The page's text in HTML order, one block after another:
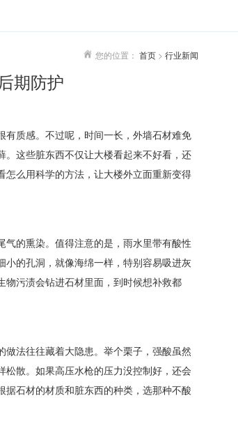
您的位置： 首页 > 行业新闻
期防护
质感。不过呢，时间一长，外墙石材难免
这些脏东西不仅让大楼看起来不好看，还
么用科学的方法，让大楼外立面重新变得
的熏染。值得注意的是，雨水里带有酸性
的孔洞，就像海绵一样，特别容易吸进灰
污渍会钻进石材里面，到时候想补救都
法往往藏着大隐患。举个栗子，强酸虽然
散。如果高压水枪的压力没控制好，还会
石材的材质和脏东西的种类，选那种不酸